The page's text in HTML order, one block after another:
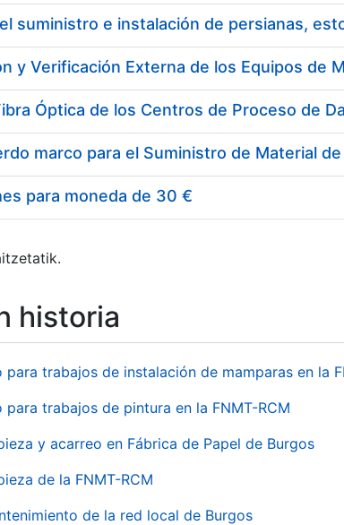
suministro e instalación de persianas,
para moneda de 30 €
historia
trabajos de instalación de mamparas en la
trabajos de pintura en la FNMT-RCM
y acarreo en Fábrica de Papel de Burgos
de la FNMT-RCM
de la red local de Burgos